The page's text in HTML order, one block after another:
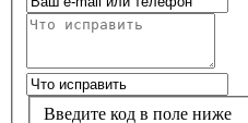
Введите код в поле ниже